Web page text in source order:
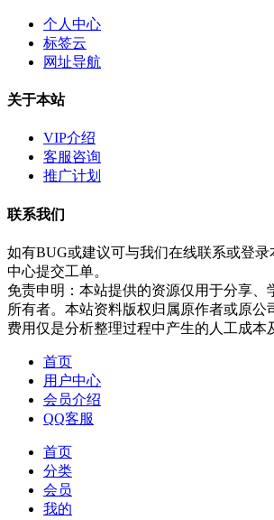
个人中心
标签云
网址导航
关于本站
VIP介绍
客服咨询
推广计划
联系我们
如有BUG或建议可与我们在线联系或登录
中心提交工单。
免责申明：本站提供的资源仅用于分享、
所有者。本站资料版权归属原作者或原公
费用仅是分析整理过程中产生的人工成本
首页
用户中心
会员介绍
QQ客服
首页
分类
会员
我的